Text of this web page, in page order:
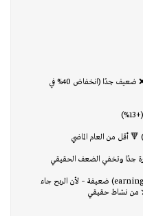
الأداء التشغيلي الأساسي ❌ ضعيف جدًا (انخفاض 40% في
🔻 أقل من العام الماضي
جدًا وتخفي الضعف الحقيقي
جودة الأرباح (earnings quality) ضعيفة – لأن الربح جاء
من نشاط حقيقي